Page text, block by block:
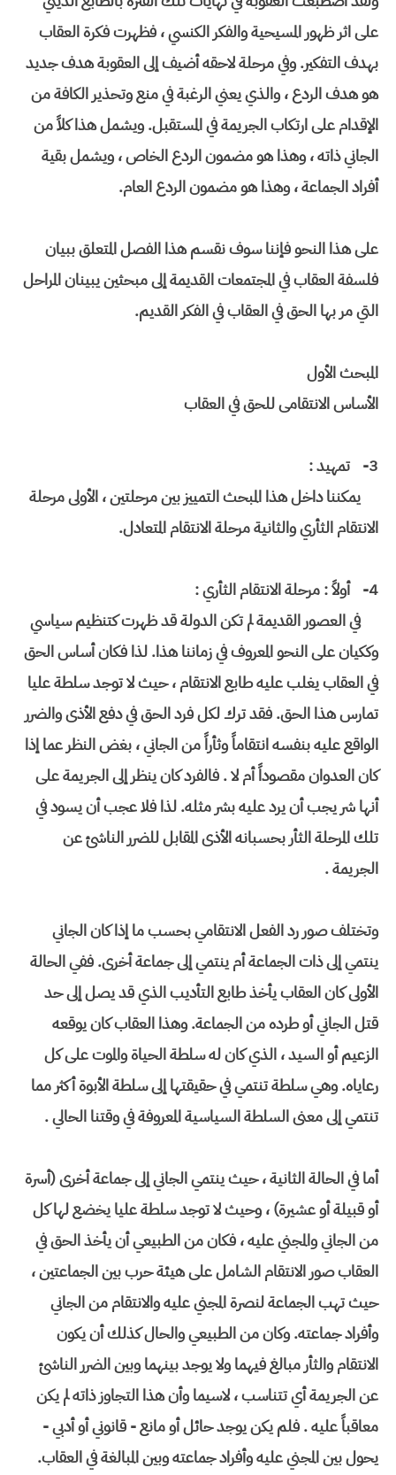
على اثر ظهور المسيحية والفكر الكنسي ، فظهرت فكرة العقاب
بهدف التفكير. وفي مرحلة لاحقه أضيف إلى العقوبة هدف جديد
هو هدف الردع ، والذي يعني الرغبة في منع وتحذير الكافة من
الإقدام على ارتكاب الجريمة في المستقبل. ويشمل هذا كلاً من
الجاني ذاته ، وهذا هو مضمون الردع الخاص ، ويشمل بقية
أفراد الجماعة ، وهذا هو مضمون الردع العام.
على هذا النحو فإننا سوف نقسم هذا الفصل المتعلق ببيان
فلسفة العقاب في المجتمعات القديمة إلى مبحثين يبينان المراحل
التي مر بها الحق في العقاب في الفكر القديم.
المبحث الأول
الأساس الانتقامى للحق في العقاب
3-
تمهيد :
يمكننا داخل هذا المبحث التمييز بين مرحلتين ، الأولى مرحلة
الانتقام الثأري والثانية مرحلة الانتقام المتعادل.
4-
أولاً : مرحلة الانتقام الثأري :
في العصور القديمة لم تكن الدولة قد ظهرت كتنظيم سياسي
وككيان على النحو المعروف في زماننا هذا. لذا فكان أساس الحق
في العقاب يغلب عليه طابع الانتقام ، حيث لا توجد سلطة عليا
تمارس هذا الحق. فقد ترك لكل فرد الحق في دفع الأذى والضرر
الواقع عليه بنفسه انتقاماً وثأراً من الجاني ، بغض النظر عما إذا
كان العدوان مقصوداً أم لا . فالفرد كان ينظر إلى الجريمة على
أنها شر يجب أن يرد عليه بشر مثله. لذا فلا عجب أن يسود في
تلك المرحلة الثأر بحسبانه الأذى المقابل للضرر الناشئ عن
الجريمة .
وتختلف صور رد الفعل الانتقامي بحسب ما إذا كان الجاني
ينتمي إلى ذات الجماعة أم ينتمي إلى جماعة أخرى. ففي الحالة
الأولى كان العقاب يأخذ طابع التأديب الذي قد يصل إلى حد
قتل الجاني أو طرده من الجماعة. وهذا العقاب كان يوقعه
الزعيم أو السيد ، الذي كان له سلطة الحياة والموت على كل
رعاياه. وهي سلطة تنتمي في حقيقتها إلى سلطة الأبوة أكثر مما
تنتمي إلى معنى السلطة السياسية المعروفة في وقتنا الحالي .
أما في الحالة الثانية ، حيث ينتمي الجاني إلى جماعة أخرى (أسرة
أو قبيلة أو عشيرة) ، وحيث لا توجد سلطة عليا يخضع لها كل
من الجاني والمجني عليه ، فكان من الطبيعي أن يأخذ الحق في
العقاب صور الانتقام الشامل على هيئة حرب بين الجماعتين ،
حيث تهب الجماعة لنصرة المجني عليه والانتقام من الجاني
وأفراد جماعته. وكان من الطبيعي والحال كذلك أن يكون
الانتقام والثأر مبالغ فيهما ولا يوجد بينهما وبين الضرر الناشئ
عن الجريمة أي تتناسب ، لاسيما وأن هذا التجاوز ذاته لم يكن
معاقباً عليه . فلم يكن يوجد حائل أو مانع - قانوني أو أدبي -
يحول بين المجني عليه وأفراد جماعته وبين المبالغة في العقاب.